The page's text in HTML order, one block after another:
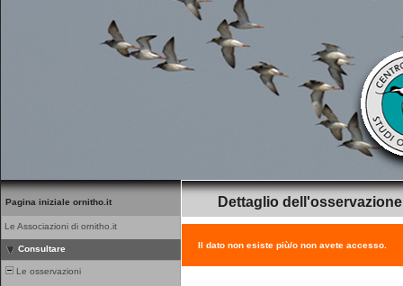
Pagina iniziale ornitho.it
Le Associazioni di ornitho.it
Consultare
Le osservazioni
Dettaglio dell'osservazione
Il dato non esiste più/o non avete accesso.